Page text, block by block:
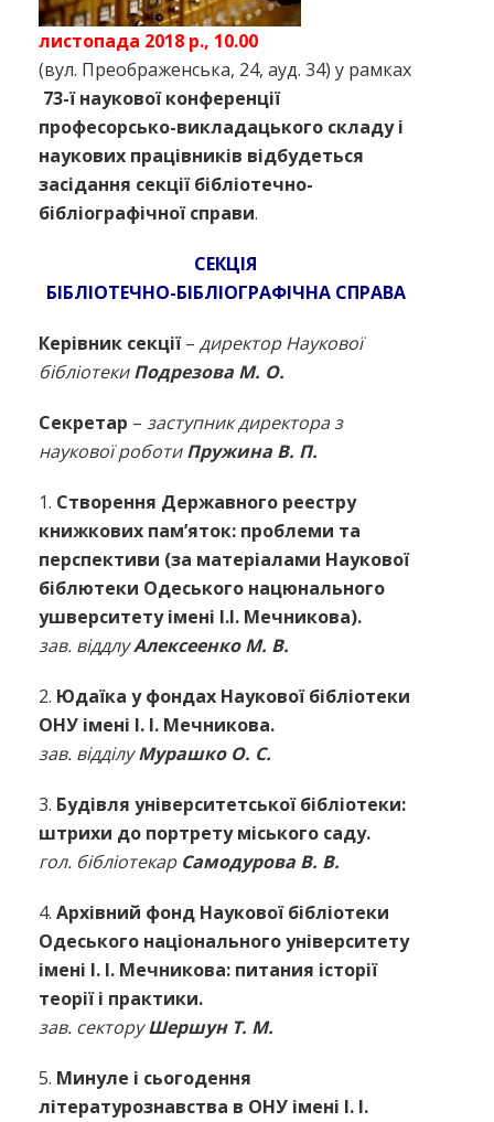
листопада 2018 р., 10.00
(вул. Преображенська, 24, ауд. 34) у рамках
73-ї наукової конференції
професорсько-викладацького складу і
наукових працівників відбудеться
засідання секції бібліотечно-
бібліографічної справи.
СЕКЦІЯ
БІБЛІОТЕЧНО-БІБЛІОГРАФІЧНА СПРАВА
Керівник секції– директор Наукової
бібліотекиПодрезова М. О.
Секретар – заступник директора з
наукової роботиПружина В. П.
1. Створення Державного реестру
книжкових пам’яток: проблеми та
перспективи (за матеріалами Наукової
біблютеки Одеського нацюнального
ушверситету імені І.І. Мечникова).
зав. віддлуАлексеенко М. В.
2. Юдаїка у фондах Наукової бібліотеки
ОНУ імені І. І. Мечникова.
зав. відділуМурашко О. С.
3. Будівля університетської бібліотеки:
штрихи до портрету міського саду.
гол. бібліотекар Самодурова В. В.
4. Архівний фонд Наукової бібліотеки
Одеського національного університету
імені І. І. Мечникова: питания історії
теорії і практики.
зав. секторуШершун Т. М.
5. Минуле і сьогодення
літературознавства в ОНУ імені I. I.